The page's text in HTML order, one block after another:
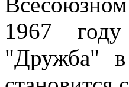
1967 году
"Дружба"